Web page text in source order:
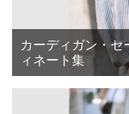
カーディガン・セ
ィネート集